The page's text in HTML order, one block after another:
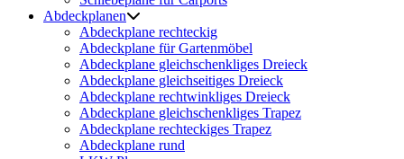
Abdeckplanen
Abdeckplane rechteckig
Abdeckplane für Gartenmöbel
Abdeckplane gleichschenkliges Dreieck
Abdeckplane gleichseitiges Dreieck
Abdeckplane rechtwinkliges Dreieck
Abdeckplane gleichschenkliges Trapez
Abdeckplane rechteckiges Trapez
Abdeckplane rund